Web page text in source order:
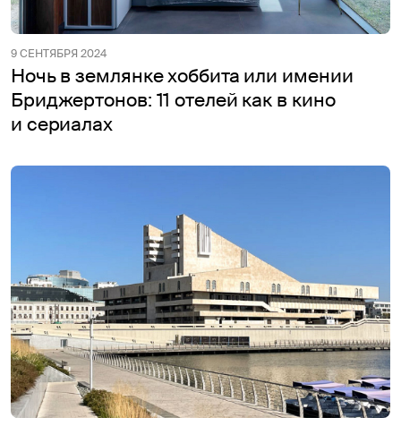
9 СЕНТЯБРЯ 2024
Ночь в землянке хоббита или имении
Бриджертонов: 11 отелей как в кино
и сериалах